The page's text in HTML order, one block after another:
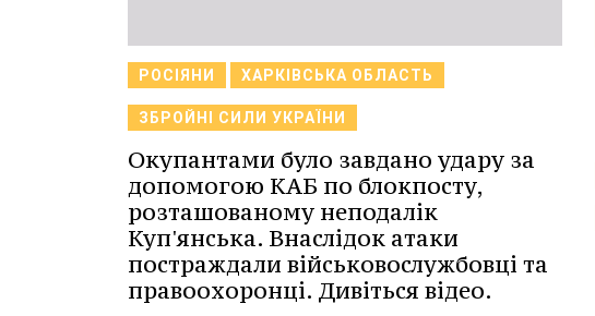
РОСІЯНИ ХАРКІВСЬКА ОБЛАСТЬ
ЗБРОЙНІ СИЛИ УКРАЇНИ
Окупантами було завдано удару за
допомогою КАБ по блокпосту,
розташованому неподалік
Куп'янська. Внаслідок атаки
постраждали військовослужбовці та
правоохоронці. Дивіться відео.